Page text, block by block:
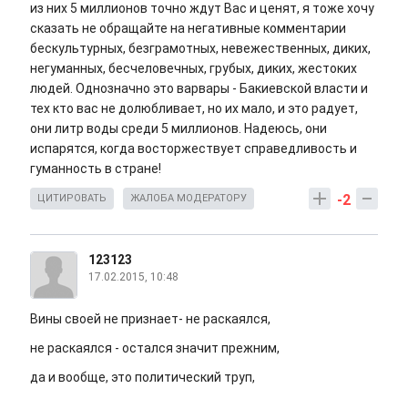
из них 5 миллионов точно ждут Вас и ценят, я тоже хочу
сказать не обращайте на негативные комментарии
бескультурных, безграмотных, невежественных, диких,
негуманных, бесчеловечных, грубых, диких, жестоких
людей. Однозначно это варвары - Бакиевской власти и
тех кто вас не долюбливает, но их мало, и это радует,
они литр воды среди 5 миллионов. Надеюсь, они
испарятся, когда восторжествует справедливость и
гуманность в стране!
-2
ЦИТИРОВАТЬ ЖАЛОБА МОДЕРАТОРУ
123123
17.02.2015, 10:48
Вины своей не признает- не раскаялся,
не раскаялся - остался значит прежним,
да и вообще, это политический труп,